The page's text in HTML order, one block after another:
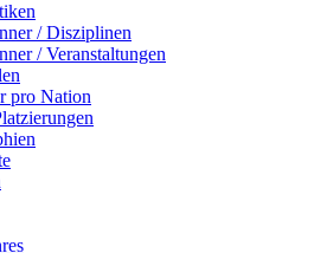
/ Disziplinen
/ Veranstaltungen
pro Nation